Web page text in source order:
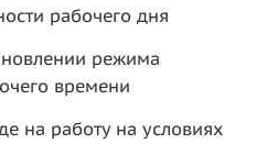
рабочего дня
режима
времени
на работу на условиях